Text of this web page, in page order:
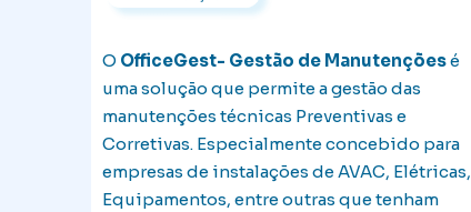
O OfficeGest- Gestão de Manutençõesé
uma solução que permite a gestão das
manutenções técnicas Preventivas e
Corretivas. Especialmente concebido para
empresas de instalações de AVAC, Elétricas,
Equipamentos, entre outras que tenham